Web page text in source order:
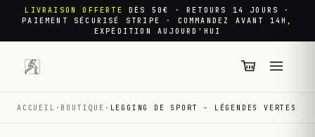
LIVRAISON OFFERTE
DÈS 50€ · RETOURS 14 JOURS ·
PAIEMENT SÉCURISÉ STRIPE · COMMANDEZ AVANT 14H,
EXPÉDITION AUJOURD'HUI
ACCUEIL · BOUTIQUE · LEGGING DE SPORT - LÉGENDES VERTES